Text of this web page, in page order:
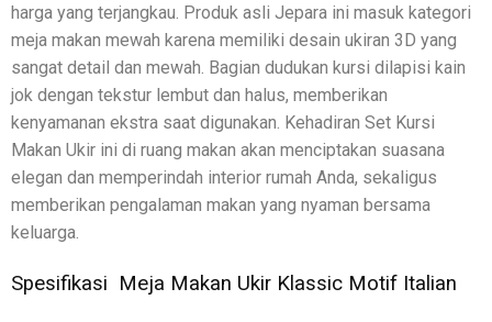
harga yang terjangkau. Produk asli Jepara ini masuk kategori
meja makan mewah karena memiliki desain ukiran 3D yang
sangat detail dan mewah. Bagian dudukan kursi dilapisi kain
jok dengan tekstur lembut dan halus, memberikan
kenyamanan ekstra saat digunakan. Kehadiran Set Kursi
Makan Ukir ini di ruang makan akan menciptakan suasana
elegan dan memperindah interior rumah Anda, sekaligus
memberikan pengalaman makan yang nyaman bersama
keluarga.
Spesifikasi Meja Makan Ukir Klassic Motif Italian